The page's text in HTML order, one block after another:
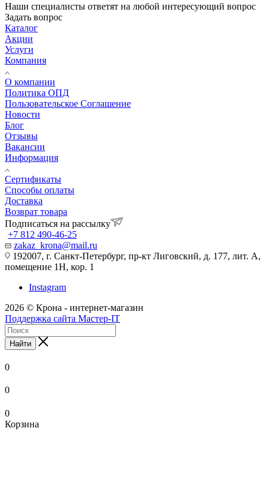
Наши специалисты ответят на любой интересующий вопрос
Задать вопрос
Каталог
Акции
Услуги
Компания
О компании
Политика ОПД
Пользовательское Соглашение
Новости
Блог
Отзывы
Вакансии
Информация
Сертификаты
Способы оплаты
Доставка
Возврат товара
Подписаться на рассылку
+7 812 490-46-25
zakaz_krona@mail.ru
192007, г. Санкт-Петербург, пр-кт Лиговский, д. 177, лит. А,
помещение 1Н, кор. 1
Instagram
2026 © Крона - интернет-магазин
Поддержка сайта Мастер-IT
Найти
0
0
0
Корзина